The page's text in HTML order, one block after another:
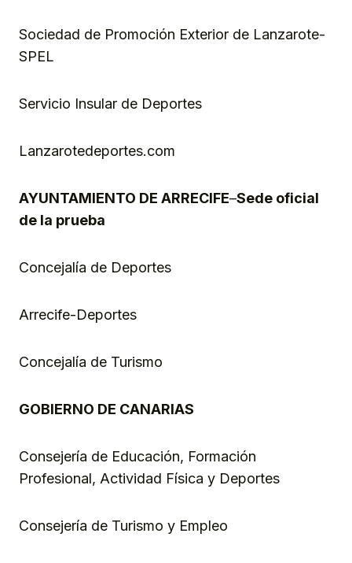
Sociedad de Promoción Exterior de Lanzarote-
SPEL
Servicio Insular de Deportes
Lanzarotedeportes.com
AYUNTAMIENTO DE ARRECIFE–Sede oficial
de la prueba
Concejalía de Deportes
Arrecife-Deportes
Concejalía de Turismo
GOBIERNO DE CANARIAS
Consejería de Educación, Formación
Profesional, Actividad Física y Deportes
Consejería de Turismo y Empleo